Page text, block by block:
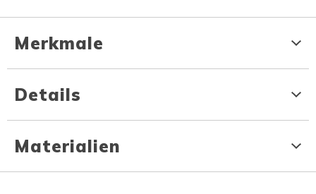
Merkmale
Details
Materialien